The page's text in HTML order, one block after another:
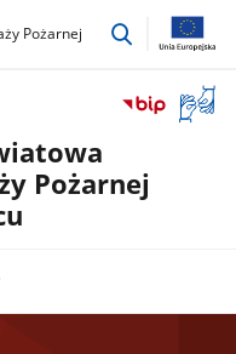
Pożarnej
przejdź
okno
Pożarnej